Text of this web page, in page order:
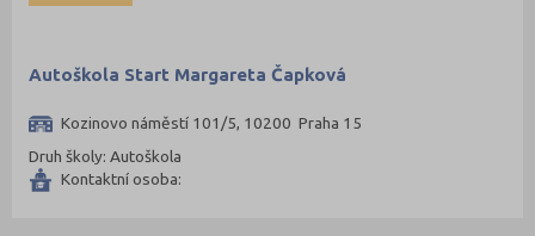
Autoškola Start Margareta Čapková
Kozinovo náměstí 101/5, 10200 Praha 15
Druh školy: Autoškola
Kontaktní osoba: